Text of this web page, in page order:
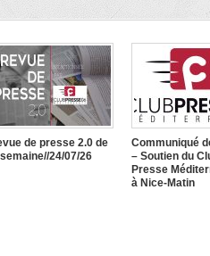
de presse 2.0 de
semaine//24/07/26
Communiqué
– Soutien du
Presse
à Nice-Matin